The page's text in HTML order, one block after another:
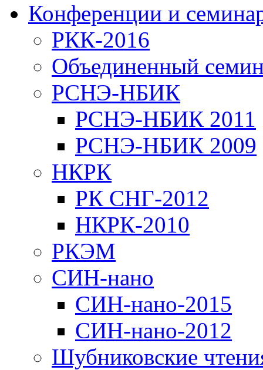
Конференции и
РКК-2016
Объединенный
РСНЭ-НБИК
РСНЭ-НБИК 2011
РСНЭ-НБИК 2009
НКРК
РК СНГ-2012
НКРК-2010
РКЭМ
СИН-нано
СИН-нано-2015
СИН-нано-2012
Шубниковские